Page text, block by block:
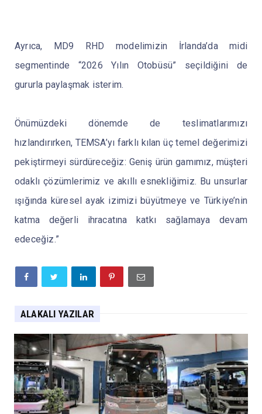
Ayrıca, MD9 RHD modelimizin İrlanda’da midi
segmentinde “2026 Yılın Otobüsü” seçildiğini de
gururla paylaşmak isterim.
Önümüzdeki dönemde de teslimatlarımızı
hızlandırırken, TEMSA’yı farklı kılan üç temel değerimizi
pekiştirmeyi sürdüreceğiz: Geniş ürün gamımız, müşteri
odaklı çözümlerimiz ve akıllı esnekliğimiz. Bu unsurlar
ışığında küresel ayak izimizi büyütmeye ve Türkiye’nin
katma değerli ihracatına katkı sağlamaya devam
edeceğiz.”
ALAKALI YAZILAR